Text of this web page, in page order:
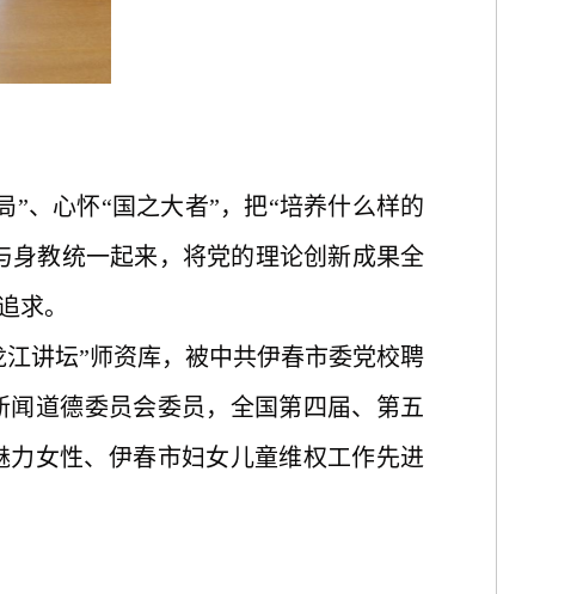
”、心怀“国之大者”，把“培养什么样的
身教统一起来，将党的理论创新成果全
求。
江讲坛”师资库，被中共伊春市委党校聘
道德委员会委员，全国第四届、第五
女性、伊春市妇女儿童维权工作先进